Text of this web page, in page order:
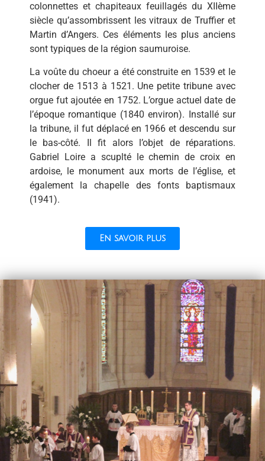
colonnettes et chapiteaux feuillagés du XIIème
siècle qu’assombrissent les vitraux de Truffier et
Martin d’Angers. Ces éléments les plus anciens
sont typiques de la région saumuroise.
La voûte du choeur a été construite en 1539 et le
clocher de 1513 à 1521. Une petite tribune avec
orgue fut ajoutée en 1752. L’orgue actuel date de
l’époque romantique (1840 environ). Installé sur
la tribune, il fut déplacé en 1966 et descendu sur
le bas-côté. Il fit alors l’objet de réparations.
Gabriel Loire a scuplté le chemin de croix en
ardoise, le monument aux morts de l’église, et
également la chapelle des fonts baptismaux
(1941).
En savoir plus